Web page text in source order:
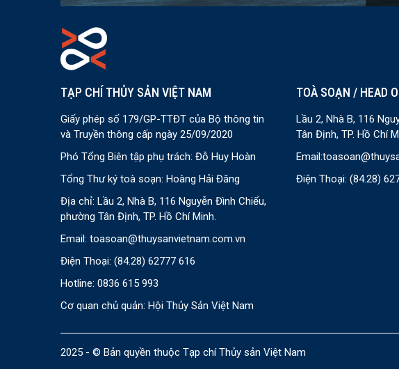
TẠP CHÍ THỦY SẢN VIỆT NAM
Giấy phép số 179/GP-TTĐT của Bộ thông tin
và Truyền thông cấp ngày 25/09/2020
Phó Tổng Biên tập phụ trách: Đỗ Huy Hoàn
Tổng Thư ký toà soạn: Hoàng Hải Đăng
Địa chỉ: Lầu 2, Nhà B, 116 Nguyễn Đình Chiểu,
phường Tân Định, TP. Hồ Chí Minh.
Email: toasoan@thuysanvietnam.com.vn
Điện Thoại: (84.28) 62777 616
Hotline: 0836 615 993
Cơ quan chủ quản: Hội Thủy Sản Việt Nam
TOÀ SOẠN / HEAD
Lầu 2, Nhà B, 116
Tân Định, TP. Hồ Chí
Email:
Điện Thoại: (84.28)
2025 - © Bản quyền thuộc Tạp chí Thủy sản Việt Nam